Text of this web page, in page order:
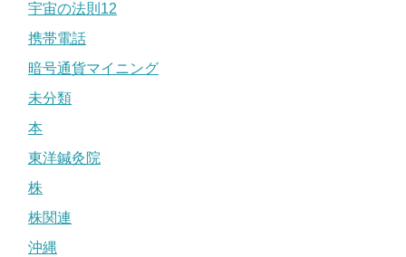
宇宙の法則12
携帯電話
暗号通貨マイニング
未分類
本
東洋鍼灸院
株
株関連
沖縄